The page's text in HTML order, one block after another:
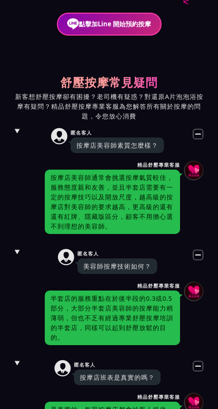
點擊加Line 開始預約按摩
舒壓按摩常見疑問
新客想舒壓按摩卻有困擾？老司機有疑惑？對還原A片泡泡浴按
摩有疑問？精品舒壓按摩專業客服為您解答所有關於按摩的問
題，令您放心消費
 匿名客人
按摩店美容師素質怎麼樣？
精品舒壓專業客服
按摩店美容師通常會挑選按摩氣質較佳，
服務態度親和友善，並且半套店需要有一
定的按摩技巧以及開放尺度，越高級的按
摩店對美容師的要求越高，更高級的還有
還有紅牌、隱藏版區分，顧客不用擔心選
不到理想的美容師。
 匿名客人
美容師按摩技術如何？
精品舒壓專業客服
半套店的服務重點在於後半段的0.3或0.5
部分，大部分半套店美容師的按摩能力稍
薄弱，但也不乏有經過專業舒壓按摩培訓
的半套店，同樣可以起到舒壓放鬆的目
的。
 匿名客人
按摩店班表是真實的嗎？
精品舒壓專業客服